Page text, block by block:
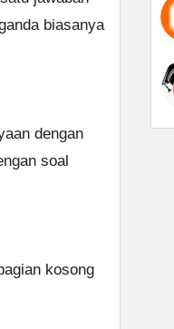
biasanya
dengan
soal
kosong